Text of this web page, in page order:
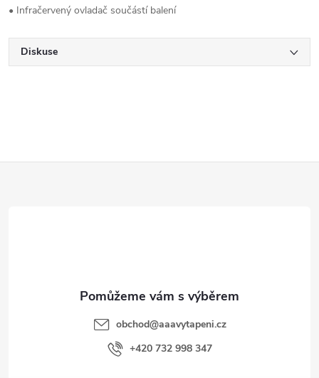
• Infračervený ovladač součástí balení
Diskuse
obchod@aaavytapeni.cz
+420 732 998 347